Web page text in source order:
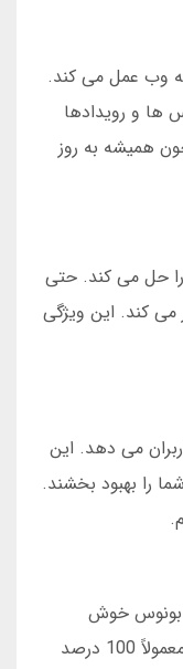
وب عمل می کند.
ها و رویدادها
همیشه به روز
را حل می کند. حتی
می کند. این ویژگی
می دهد. این
را بهبود بخشند.
بونوس خوش
آمدگویی دریافت می کنید. این بونوس معمولاً 100 درصد